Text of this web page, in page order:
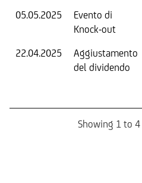
05.05.2025
Evento di
Knock-out
22.04.2025
Aggiustamento
del dividendo
Showing 1 to